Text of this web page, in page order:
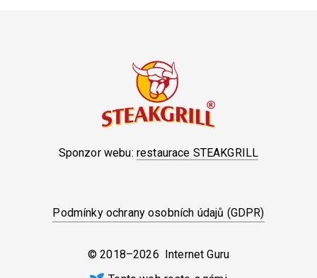
Sponzor webu: restaurace STEAKGRILL
Podmínky ochrany osobních údajů (GDPR)
© 2018–2026 Internet Guru